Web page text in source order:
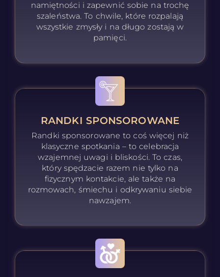
namiętności i zapewnić sobie na trochę
szaleństwa. To chwile, które rozpalają
wszystkie zmysły i na długo zostają w
pamięci.
RANDKI SPONSOROWANE
Randki sponsorowane to coś więcej niż
klasyczne spotkania – to celebracja
wzajemnej uwagi i bliskości. To czas,
który spędzacie razem nie tylko na
fizycznym kontakcie, ale także na
rozmowach, śmiechu i odkrywaniu siebie
nawzajem.